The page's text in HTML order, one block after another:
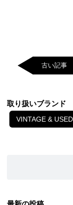
古い記事
取り扱いブランド
VINTAGE &